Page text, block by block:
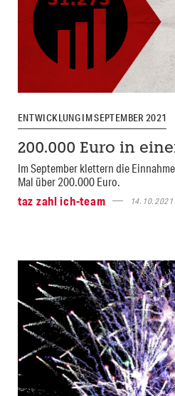
ENTWICKLUNG IM SEPTEMBER 2021
200.000 Euro in
Im September klettern die
Mal über 200.000 Euro.
taz zahl ich-team
14.10.2021